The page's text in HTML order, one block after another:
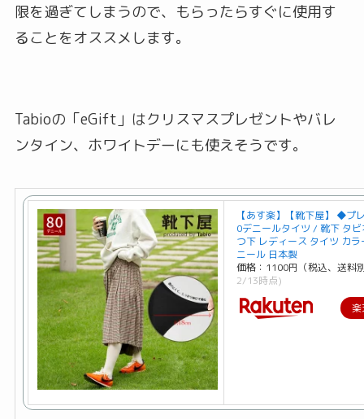
限を過ぎてしまうので、もらったらすぐに使用す
ることをオススメします。
Tabioの「eGift」はクリスマスプレゼントやバレ
ンタイン、ホワイトデーにも使えそうです。
【あす楽】【靴下屋】 ◆プ
0デニールタイツ / 靴下 タ
つ下 レディース タイツ カ
ニール 日本製
価格：1100円（税込、送料
2/13時点)
楽